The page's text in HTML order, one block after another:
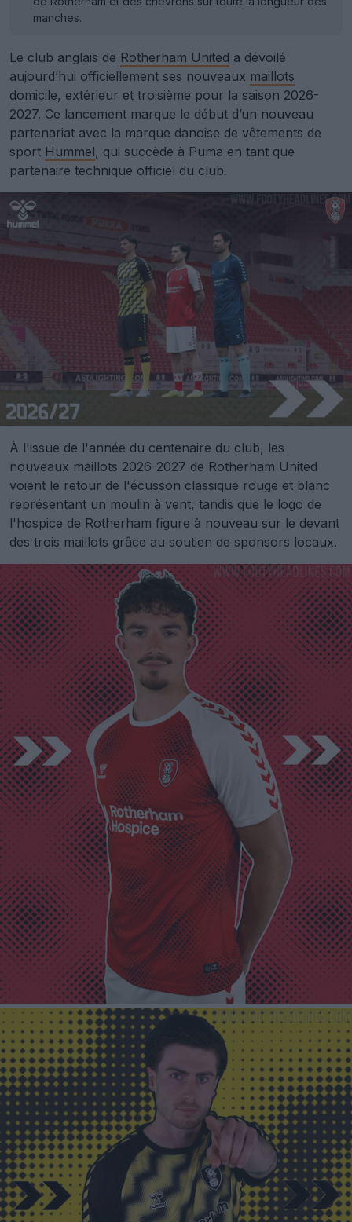
manches.
Le club anglais de Rotherham United a dévoilé
aujourd’hui officiellement ses nouveaux maillots
domicile, extérieur et troisième pour la saison 2026-
2027. Ce lancement marque le début d’un nouveau
partenariat avec la marque danoise de vêtements de
sport Hummel, qui succède à Puma en tant que
partenaire technique officiel du club.
À l'issue de l'année du centenaire du club, les
nouveaux maillots 2026-2027 de Rotherham United
voient le retour de l'écusson classique rouge et blanc
représentant un moulin à vent, tandis que le logo de
l'hospice de Rotherham figure à nouveau sur le devant
des trois maillots grâce au soutien de sponsors locaux.